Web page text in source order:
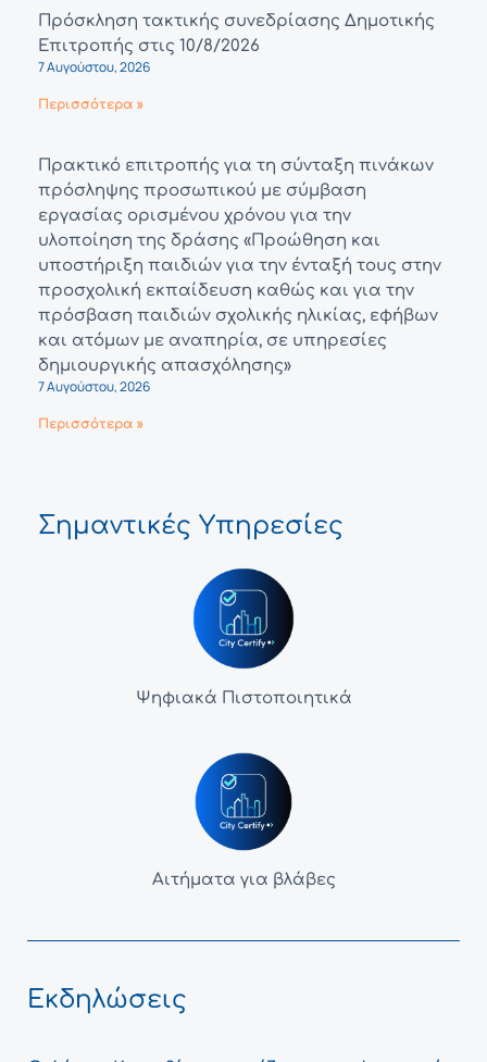
Πρόσκληση τακτικής συνεδρίασης Δημοτικής
Επιτροπής στις 10/8/2026
7 Αυγούστου, 2026
Περισσότερα »
Πρακτικό επιτροπής για τη σύνταξη πινάκων
πρόσληψης προσωπικού με σύμβαση
εργασίας ορισμένου χρόνου για την
υλοποίηση της δράσης «Προώθηση και
υποστήριξη παιδιών για την ένταξή τους στην
προσχολική εκπαίδευση καθώς και για την
πρόσβαση παιδιών σχολικής ηλικίας, εφήβων
και ατόμων με αναπηρία, σε υπηρεσίες
δημιουργικής απασχόλησης»
7 Αυγούστου, 2026
Περισσότερα »
Σημαντικές Υπηρεσίες
Ψηφιακά Πιστοποιητικά
Αιτήματα για βλάβες
Εκδηλώσεις